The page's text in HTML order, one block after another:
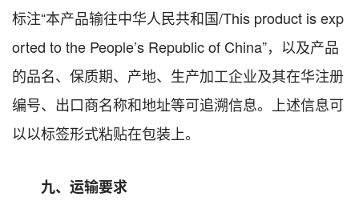
标注“本产品输往中华人民共和国/This product is exp
orted to the People’s Republic of China”，以及产品
的品名、保质期、产地、生产加工企业及其在华注册
编号、出口商名称和地址等可追溯信息。上述信息可
以以标签形式粘贴在包装上。
九、运输要求